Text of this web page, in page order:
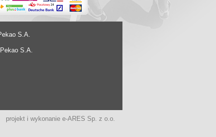
S.A.
S.A.
projekt i wykonanie e-ARES Sp. z o.o.